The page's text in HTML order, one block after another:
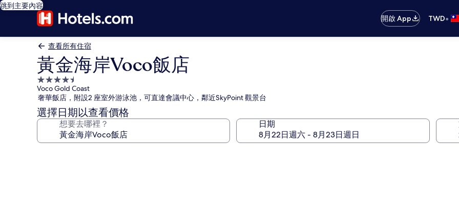
跳到主要內容
開啟 App
TWD•
查看所有住宿
黃金海岸Voco飯店
4.5
星
級
住
宿
Voco Gold Coast
奢華飯店，附設2 座室外游泳池，可直達會議中心，鄰近SkyPoint 觀景台
選擇日期以查看價格
想要去哪裡？ 日期